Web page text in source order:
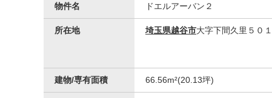
物件名 ドエルアーバン２
所在地 埼玉県越谷市大字下間久里５０１
建物/専有面積 66.56m²(20.13坪)